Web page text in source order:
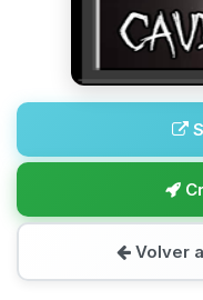
Volver